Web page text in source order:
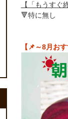
【「もうすぐ
🔻特に無し
【📌～8月お